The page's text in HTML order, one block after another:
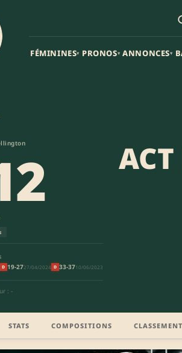
FÉMININES▾ PRONOS▾ ANNONCES▾
Rugby
D 19-2727/04/2024 D 33-3710/06/2023
: -
STATS COMPOSITIONS CLASSEMENT